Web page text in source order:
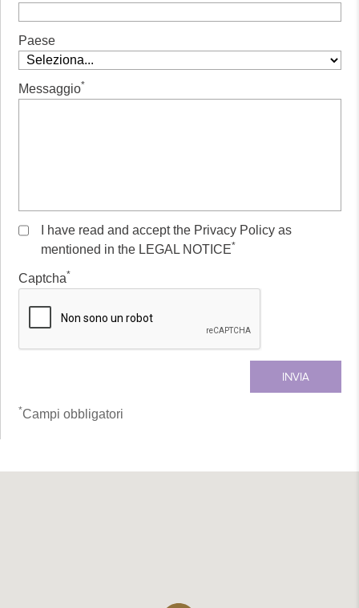
Paese
Messaggio*
I have read and accept the Privacy Policy as
mentioned in the LEGAL NOTICE*
Captcha*
*Campi obbligatori